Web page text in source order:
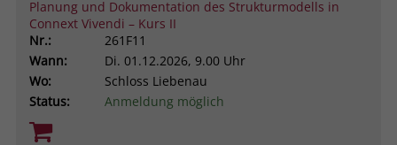
Planung und Dokumentation des Strukturmodells in
Connext Vivendi – Kurs II
Nr.:
261F11
Wann:
Di. 01.12.2026, 9.00 Uhr
Wo:
Schloss Liebenau
Status:
Anmeldung möglich